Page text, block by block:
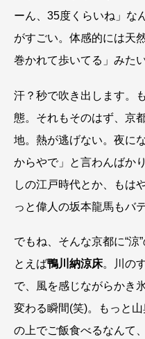
ーん、35度くらいね」な
がすごい。体感的には天
巻かれて歩いてる」みた
汗？秒で吹き出します。
態。それもそのはず、京
地。熱が逃げない。夜に
からやで」と言わんばか
しの江戸時代とか、もは
っと偉人の坂本龍馬もバ
でもね、そんな京都に“涼
とえば鴨川納涼床。川の
で、風を感じながらかき
変わる瞬間(笑)。もっと
の上でご飯食べるなんて